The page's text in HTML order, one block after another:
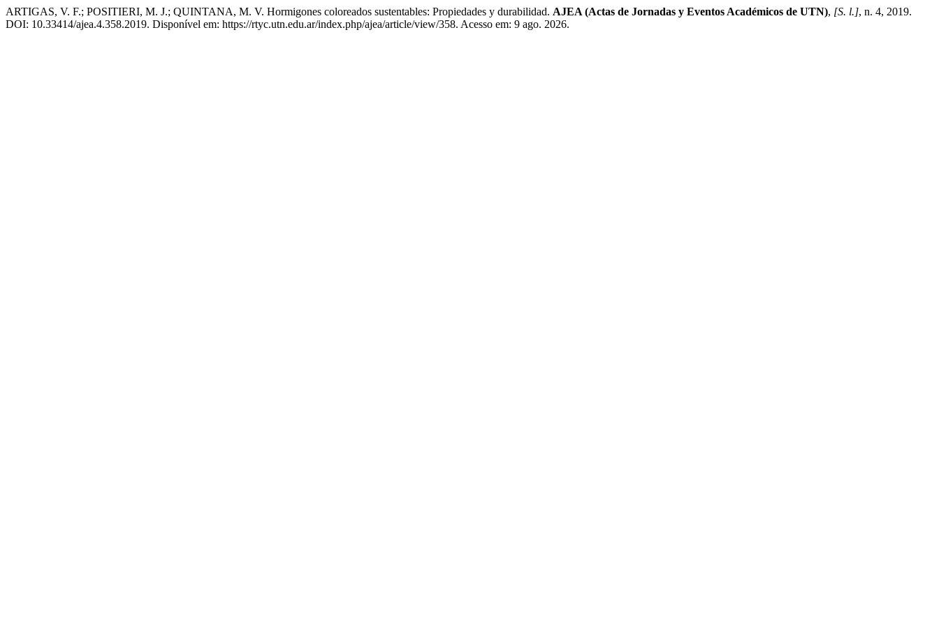
ARTIGAS, V. F.; POSITIERI, M. J.; QUINTANA, M. V. Hormigones coloreados sustentables: Propiedades y durabilidad. AJEA (Actas de Jornadas y Eventos Académicos de UTN), [S. l.], n. 4, 2019.
DOI: 10.33414/ajea.4.358.2019. Disponível em: https://rtyc.utn.edu.ar/index.php/ajea/article/view/358. Acesso em: 9 ago. 2026.